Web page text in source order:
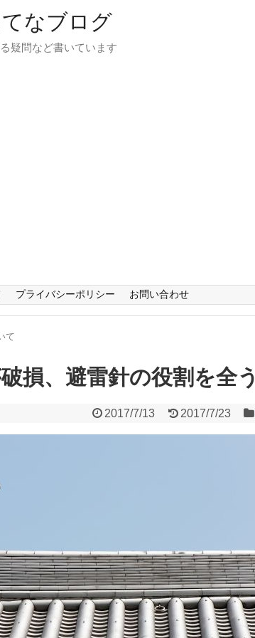
なブログ
疑問など書いています
プライバシーポリシー お問い合わせ
て
損、避雷針の役割を全う
2017/7/13 2017/7/23